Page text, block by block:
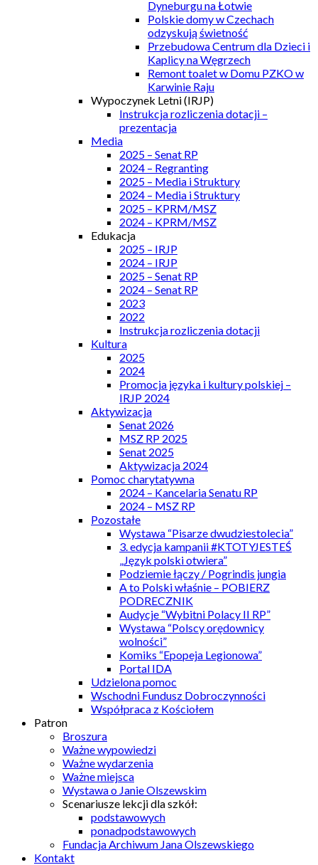
Dyneburgu na Łotwie
Polskie domy w Czechach
odzyskują świetność
Przebudowa Centrum dla Dzieci i
Kaplicy na Węgrzech
Remont toalet w Domu PZKO w
Karwinie Raju
Wypoczynek Letni (IRJP)
Instrukcja rozliczenia dotacji –
prezentacja
Media
2025 – Senat RP
2024 – Regranting
2025 – Media i Struktury
2024 – Media i Struktury
2025 – KPRM/MSZ
2024 – KPRM/MSZ
Edukacja
2025 – IRJP
2024 – IRJP
2025 – Senat RP
2024 – Senat RP
2023
2022
Instrukcja rozliczenia dotacji
Kultura
2025
2024
Promocja języka i kultury polskiej –
IRJP 2024
Aktywizacja
Senat 2026
MSZ RP 2025
Senat 2025
Aktywizacja 2024
Pomoc charytatywna
2024 – Kancelaria Senatu RP
2024 – MSZ RP
Pozostałe
Wystawa “Pisarze dwudziestolecia”
3. edycja kampanii #KTOTYJESTEŚ
„Język polski otwiera”
Podziemie łączy / Pogrindis jungia
A to Polski właśnie – POBIERZ
PODRECZNIK
Audycje “Wybitni Polacy II RP”
Wystawa “Polscy orędownicy
wolności”
Komiks “Epopeja Legionowa”
Portal IDA
Udzielona pomoc
Wschodni Fundusz Dobroczynności
Współpraca z Kościołem
Patron
Broszura
Ważne wypowiedzi
Ważne wydarzenia
Ważne miejsca
Wystawa o Janie Olszewskim
Scenariusze lekcji dla szkół:
podstawowych
ponadpodstawowych
Fundacja Archiwum Jana Olszewskiego
Kontakt